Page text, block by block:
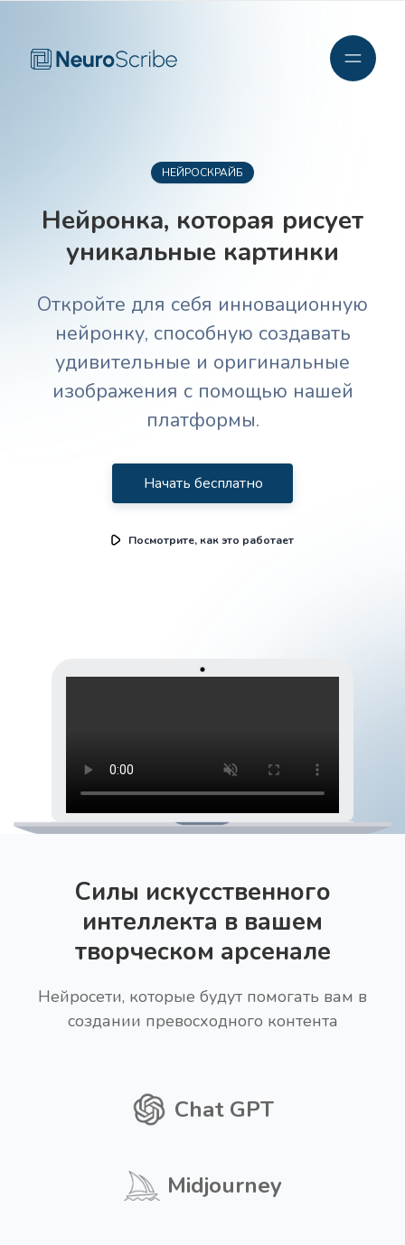
НЕЙРОСКРАЙБ
Нейронка, которая рисует
уникальные картинки
Откройте для себя инновационную
нейронку, способную создавать
удивительные и оригинальные
изображения с помощью нашей
платформы.
Начать бесплатно
Посмотрите, как это работает
Силы искусственного
интеллекта в вашем
творческом арсенале
Нейросети, которые будут помогать вам в
создании превосходного контента
Chat GPT
Midjourney